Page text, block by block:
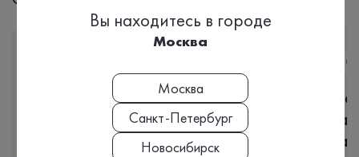
Метаболиты эстрогенов,
расчет соотношений в
разовой порции мочи
Вы находитесь в городе
Москва
Москва
Санкт-Петербург
Новосибирск